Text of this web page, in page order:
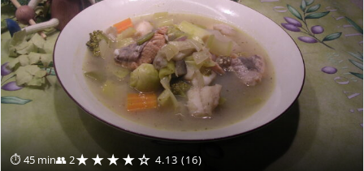
⏱ 45 min👥 2★★★★☆ 4.13 (16)